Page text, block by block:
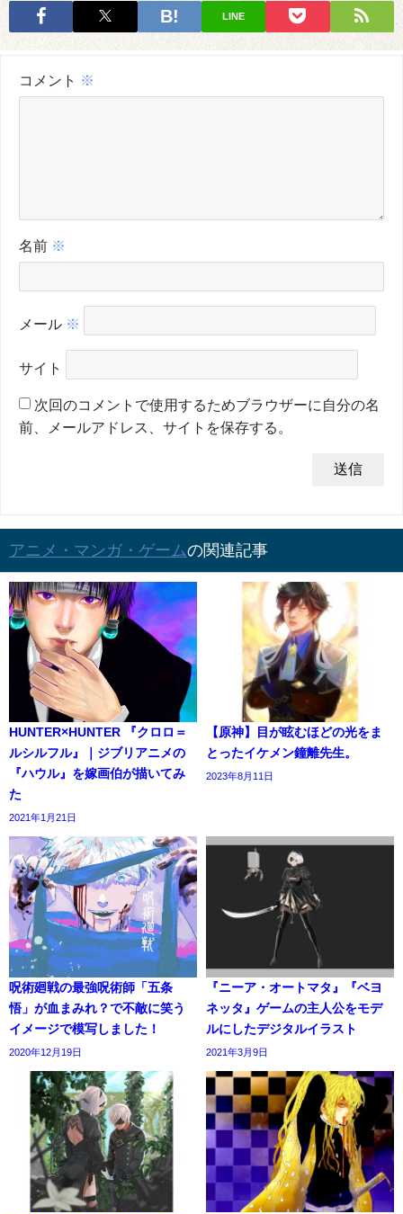
LINE
コメント ※
名前 ※
メール ※
サイト
次回のコメントで使用するためブラウザーに自分の名
前、メールアドレス、サイトを保存する。
アニメ・マンガ・ゲームの関連記事
HUNTER×HUNTER 『クロロ＝
ルシルフル』｜ジブリアニメの
『ハウル』を嫁画伯が描いてみ
た
2021年1月21日
【原神】目が眩むほどの光をま
とったイケメン鐘離先生。
2023年8月11日
呪術廻戦の最強呪術師「五条
悟」が血まみれ？で不敵に笑う
イメージで模写しました！
2020年12月19日
『ニーア・オートマタ』『ベヨ
ネッタ』ゲームの主人公をモデ
ルにしたデジタルイラスト
2021年3月9日